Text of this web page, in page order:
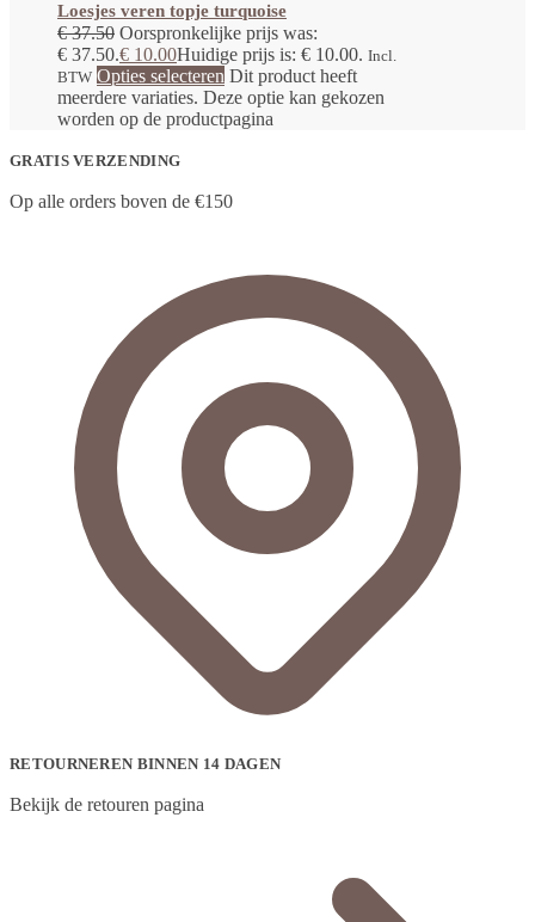
Loesjes veren topje turquoise
€37.50 Oorspronkelijke prijs was:
€ 37.50.€ 10.00Huidige prijs is: € 10.00. Incl.
BTW Opties selecteren Dit product heeft
meerdere variaties. Deze optie kan gekozen
worden op de productpagina
GRATIS VERZENDING
Op alle orders boven de €150
RETOURNEREN BINNEN 14 DAGEN
Bekijk de retouren pagina